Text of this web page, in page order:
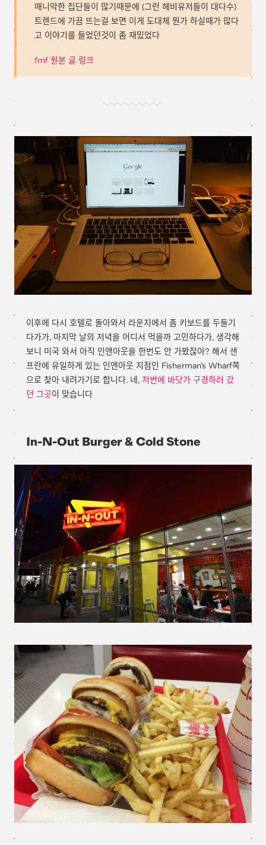
매니악한 집단들이 많기때문에 (그런 헤비유저들이 대다수)
트렌드에 가끔 뜨는걸 보면 이게 도대체 뭔가 하실때가 많다
고 이야기를 들었던것이 좀 재밌었다
fmf 원본 글 링크
이후에 다시 호텔로 돌아와서 라운지에서 좀 키보드를 두들기
다가가, 마지막 날의 저녁을 어디서 먹을까 고민하다가, 생각해
보니 미국 와서 아직 인앤아웃을 한번도 안 가봤잖아? 해서 샌
프란에 유일하게 있는 인앤아웃 지점인 Fisherman’s Wharf쪽
으로 찾아 내려가기로 합니다. 네, 저번에 바닷가 구경하러 갔
던 그곳이 맞습니다
In-N-Out Burger & Cold Stone